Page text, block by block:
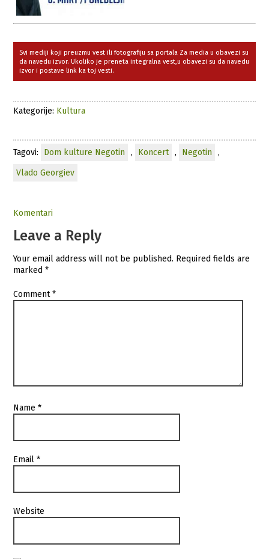
Svi mediji koji preuzmu vest ili fotografiju sa portala Za media u obavezi su
da navedu izvor. Ukoliko je preneta integralna vest,u obavezi su da navedu
izvor i postave link ka toj vesti.
Kategorije: Kultura
Tagovi: Dom kulture Negotin , Koncert , Negotin
,
Vlado Georgiev
Komentari
Leave a Reply
Your email address will not be published. Required fields are
marked*
Comment*
Name*
Email*
Website